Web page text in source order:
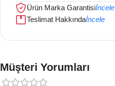
Ürün Marka Garantisiİncele
Teslimat Hakkındaİncele
Müşteri Yorumları